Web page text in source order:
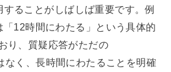
することがしばしば重要です。例
「12時間にわたる」という具体的
り、質疑応答がただの
なく、長時間にわたることを明確